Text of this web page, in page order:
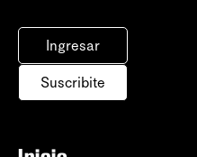
Ingresar
Suscribite